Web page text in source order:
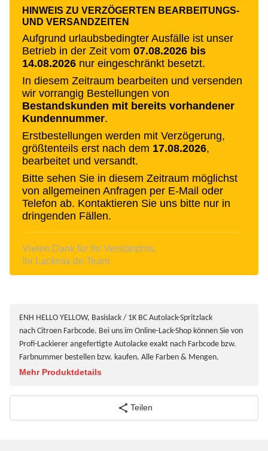
HINWEIS ZU VERZÖGERTEN BEARBEITUNGS-
UND VERSANDZEITEN
Aufgrund urlaubsbedingter Ausfälle ist unser
Betrieb in der Zeit vom 07.08.2026 bis
14.08.2026 nur eingeschränkt besetzt.
In diesem Zeitraum bearbeiten und versenden
wir vorrangig Bestellungen von
Bestandskunden mit bereits vorhandener
Kundennummer.
Erstbestellungen werden mit Verzögerung,
größtenteils erst nach dem 17.08.2026,
bearbeitet und versandt.
Bitte sehen Sie in diesem Zeitraum möglichst
von allgemeinen Anfragen per E-Mail oder
Telefon ab. Kontaktieren Sie uns bitte nur in
dringenden Fällen.
Vielen Dank für Ihr Verständnis.
Ihr Lackmix.de Team
ENH HELLO YELLOW, Basislack / 1K BC Autolack-Spritzlack
nach Citroen Farbcode. Bei uns im Online-Lack-Shop können Sie von
Profi-Lackierer angefertigte Autolacke exakt nach Farbcode bzw.
Farbnummer bestellen bzw. kaufen. Alle Farben & Mengen.
Mehr Produktdetails
Teilen